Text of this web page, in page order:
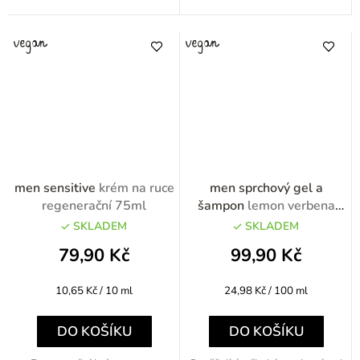
men sensitive krém na ruce
regenerační 75ml
SKLADEM
79,90 Kč
Měrná
10,65 Kč / 10 ml
DO KOŠÍKU
men sprchový gel a
šampon lemon verbena
200ml
SKLADEM
99,90 Kč
Měrná
24,98 Kč / 100 ml
DO KOŠÍKU